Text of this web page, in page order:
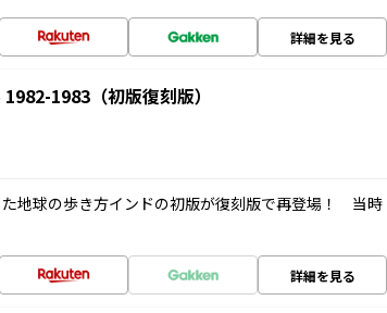
詳細を見る
1983（初版復刻版）
地球の歩き方インドの初版が復刻版で再登場！ 当時
詳細を見る